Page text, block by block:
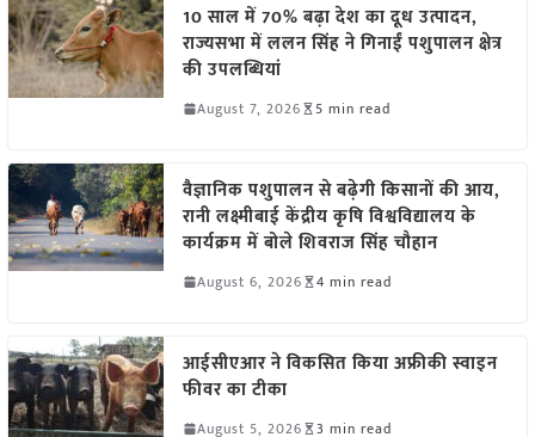
10 साल में 70% बढ़ा देश का दूध उत्पादन,
राज्यसभा में ललन सिंह ने गिनाईं पशुपालन क्षेत्र
की उपलब्धियां
August 7, 2026 5 min read
वैज्ञानिक पशुपालन से बढ़ेगी किसानों की आय,
रानी लक्ष्मीबाई केंद्रीय कृषि विश्वविद्यालय के
कार्यक्रम में बोले शिवराज सिंह चौहान
August 6, 2026 4 min read
आईसीएआर ने विकसित किया अफ्रीकी स्वाइन
फीवर का टीका
August 5, 2026 3 min read